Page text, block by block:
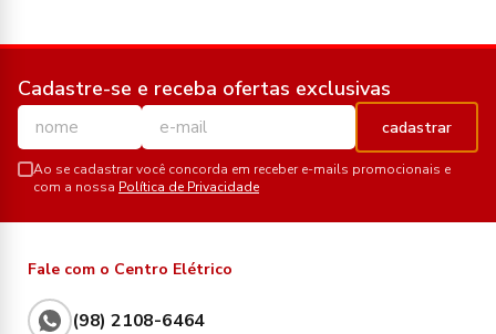
Cadastre-se e receba ofertas exclusivas
cadastrar
Ao se cadastrar você concorda em receber e-mails promocionais e
com a nossa Política de Privacidade
Fale com o Centro Elétrico
(98) 2108-6464